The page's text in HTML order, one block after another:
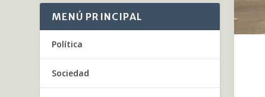
MENÚ PRINCIPAL
Política
Sociedad